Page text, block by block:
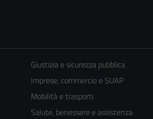
Giustizia e sicurezza pubblica
Imprese, commercio e SUAP
Mobilità e trasporti
Salute, benessere e assistenza